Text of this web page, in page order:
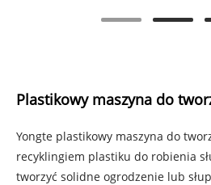
Plastikowy maszyna do
Yongte plastikowy maszyna do
recyklingiem plastiku do robienia
tworzyć solidne ogrodzenie lub